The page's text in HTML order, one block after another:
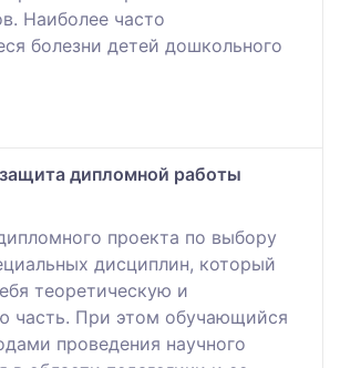
Наиболее часто
болезни детей дошкольного
дипломной работы
проекта по выбору
дисциплин, который
теоретическую и
часть. При этом обучающийся
проведения научного